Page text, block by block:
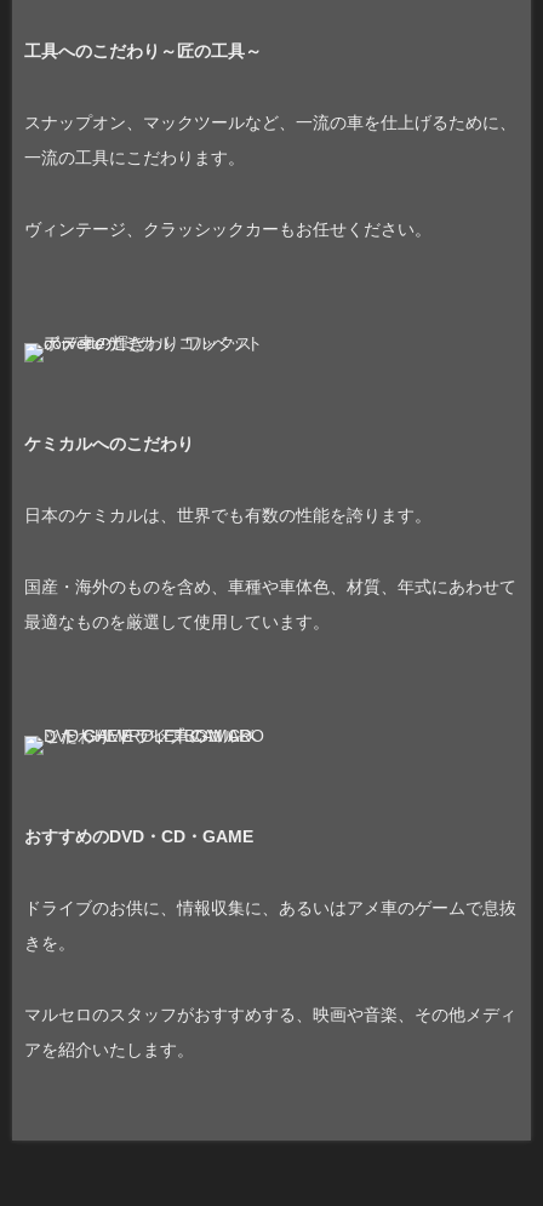
工具へのこだわり～匠の工具～
スナップオン、マックツールなど、一流の車を仕上げるために、
一流の工具にこだわります。
ヴィンテージ、クラッシックカーもお任せください。
ケミカルへのこだわり
日本のケミカルは、世界でも有数の性能を誇ります。
国産・海外のものを含め、車種や車体色、材質、年式にあわせて
最適なものを厳選して使用しています。
おすすめのDVD・CD・GAME
ドライブのお供に、情報収集に、あるいはアメ車のゲームで息抜
きを。
マルセロのスタッフがおすすめする、映画や音楽、その他メディ
アを紹介いたします。